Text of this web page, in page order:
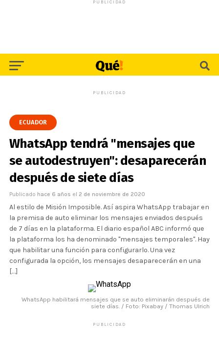
PUBLICIDAD
PUBLICIDAD
ECUADOR
WhatsApp tendrá "mensajes que
se autodestruyen": desaparecerán
después de siete días
Publicado hace 6 años el 2 de noviembre de 2020
Al estilo de Misión Imposible. Así aspira WhatsApp trabajar en
la premisa de auto eliminar los mensajes enviados después
de 7 días en la plataforma. El diario español ABC informó que
la plataforma los ha denominado "mensajes temporales". Hay
que habilitar una función para configurarlo. Una vez
configurada la opción, los mensajes desaparecerán en una
[…]
WhatsApp habilitará mensajes que se auto eliminarán después de
siete días. / Foto: Pixabay / Thomas Ulrich
PUBLICIDAD